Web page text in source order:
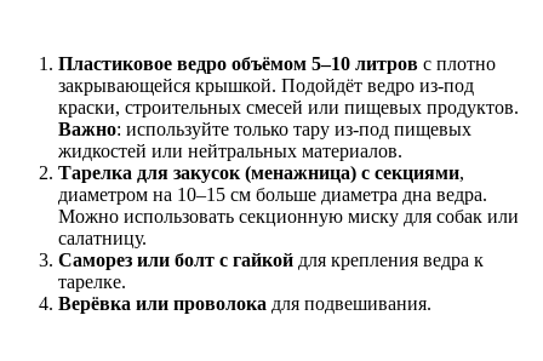
Пластиковое ведро объёмом 5–10 литров с плотно
закрывающейся крышкой. Подойдёт ведро из-под
краски, строительных смесей или пищевых продуктов.
Важно: используйте только тару из-под пищевых
жидкостей или нейтральных материалов.
Тарелка для закусок (менажница) с секциями,
диаметром на 10–15 см больше диаметра дна ведра.
Можно использовать секционную миску для собак или
салатницу.
Саморез или болт с гайкой для крепления ведра к
тарелке.
Верёвка или проволока для подвешивания.